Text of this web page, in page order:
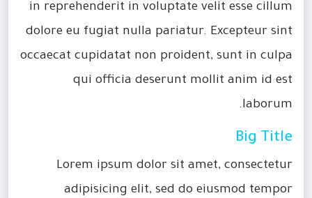
in reprehenderit in voluptate velit esse cillum
dolore eu fugiat nulla pariatur. Excepteur sint
occaecat cupidatat non proident, sunt in culpa
qui officia deserunt mollit anim id est
laborum.
Big Title
Lorem ipsum dolor sit amet, consectetur
adipisicing elit, sed do eiusmod tempor